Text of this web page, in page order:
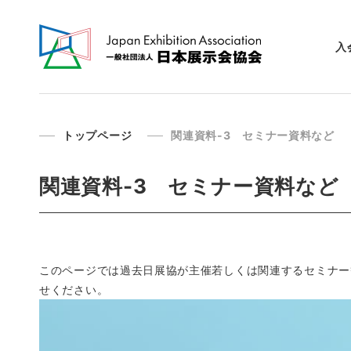
入
トップページ 関連資料-3 セミナー資料など
関連資料-3 セミナー資料など
このページでは過去日展協が主催若しくは関連するセミナ
せください。